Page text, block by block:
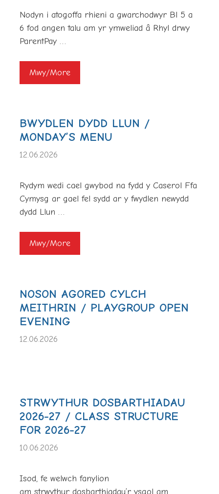
Nodyn i atogoffa rhieni a gwarchodwyr Bl 5 a
6 fod angen talu am yr ymweliad â Rhyl drwy
ParentPay …
Mwy/More
BWYDLEN DYDD LLUN /
MONDAY’S MENU
12.06.2026
Rydym wedi cael gwybod na fydd y Caserol Ffa
Cymysg ar gael fel sydd ar y fwydlen newydd
dydd Llun …
Mwy/More
NOSON AGORED CYLCH
MEITHRIN / PLAYGROUP OPEN
EVENING
12.06.2026
STRWYTHUR DOSBARTHIADAU
2026-27 / CLASS STRUCTURE
FOR 2026-27
10.06.2026
Isod, fe welwch fanylion
am strwythur dosbarthiadau‘r ysgol am